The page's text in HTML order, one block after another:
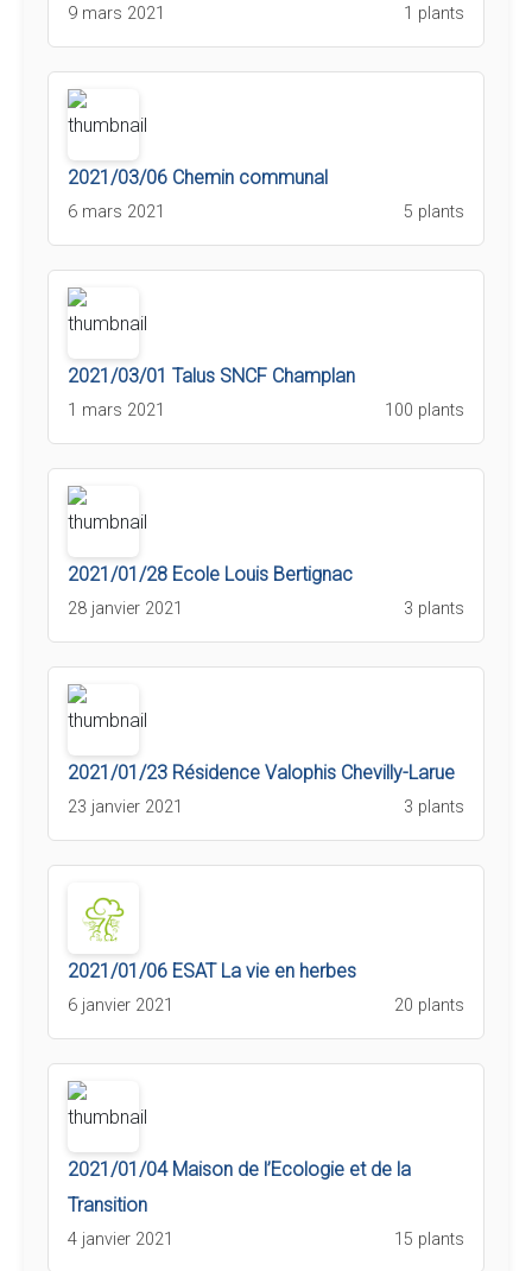
9 mars 2021 1 plants
2021/03/06 Chemin communal
6 mars 2021 5 plants
2021/03/01 Talus SNCF Champlan
1 mars 2021 100 plants
2021/01/28 Ecole Louis Bertignac
28 janvier 2021 3 plants
2021/01/23 Résidence Valophis Chevilly-Larue
23 janvier 2021 3 plants
2021/01/06 ESAT La vie en herbes
6 janvier 2021 20 plants
2021/01/04 Maison de l’Ecologie et de la
Transition
4 janvier 2021 15 plants